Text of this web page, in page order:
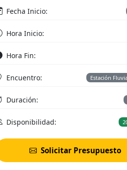
Fecha Inicio:
Hora Inicio:
Hora Fin:
Encuentro: Estación
Duración:
Disponibilidad:
Solicitar Presupuesto